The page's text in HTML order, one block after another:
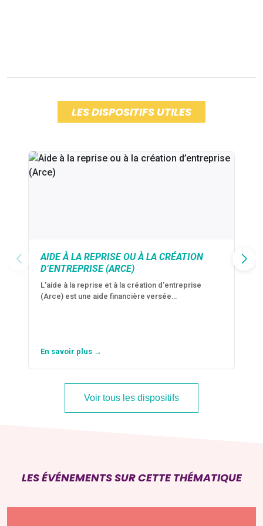
LES DISPOSITIFS UTILES
AIDE À LA REPRISE OU À LA CRÉATION
D’ENTREPRISE (ARCE)
L'aide à la reprise et à la création d'entreprise
(Arce) est une aide financière versée…
En savoir plus →
Voir tous les dispositifs
LES ÉVÉNEMENTS SUR CETTE THÉMATIQUE